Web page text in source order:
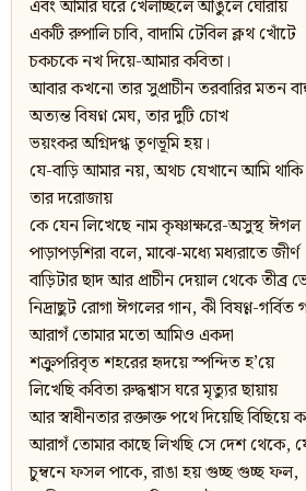
এবং আমার ঘরে খেলাচ্ছলে আঙুলে ঘোরায়
একটি রুপালি চাবি, বাদামি টেবিল ক্লথ খোঁটে
চকচকে নখ দিয়ে-আমার কবিতা।
আবার কখনো তার সুপ্রাচীন তরবারির মতন
অত্যন্ত বিষণ্ন মেঘ, তার দুটি চোখ
ভয়ংকর অগ্নিদগ্ধ তৃণভূমি হয়।
যে-বাড়ি আমার নয়, অথচ যেখানে আমি থাকি
তার দরোজায়
কে যেন লিখেছে নাম কৃষ্ণাক্ষরে-অসুস্থ ঈগল।
পাড়াপড়শিরা বলে, মাঝে-মধ্যে মধ্যরাতে জীর্ণ
বাড়িটার ছাদ আর প্রাচীন দেয়াল থেকে
নিদ্রাছুট রোগা ঈগলের গান, কী বিষণ্ণ-গর্বিত
আরাগঁ তোমার মতো আমিও একদা
শক্রুপরিবৃত শহরের হৃদয়ে স্পন্দিত হ’য়ে
লিখেছি কবিতা রুদ্ধশ্বাস ঘরে মৃত্যুর ছায়ায়
আর স্বাধীনতার রক্তাক্ত পথে দিয়েছি
আরাগঁ তোমার কাছে লিখছি সে দেশ থেকে,
চুম্বনে ফসল পাকে, রাঙা হয় গুচ্ছ গুচ্ছ ফল,